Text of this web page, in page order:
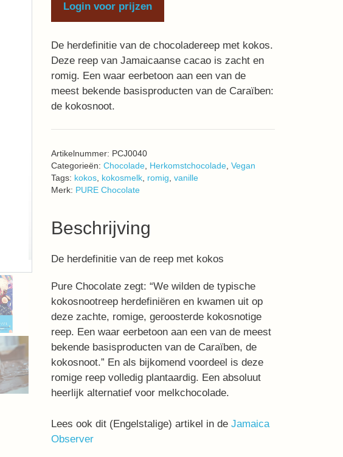
Login voor prijzen
De herdefinitie van de chocoladereep met kokos.
Deze reep van Jamaicaanse cacao is zacht en
romig. Een waar eerbetoon aan een van de
meest bekende basisproducten van de Caraïben:
de kokosnoot.
Artikelnummer: PCJ0040
Categorieën: Chocolade, Herkomstchocolade, Vegan
Tags: kokos, kokosmelk, romig, vanille
Merk: PURE Chocolate
Beschrijving
De herdefinitie van de reep met kokos
Pure Chocolate zegt: “We wilden de typische
kokosnootreep herdefiniëren en kwamen uit op
deze zachte, romige, geroosterde kokosnotige
reep. Een waar eerbetoon aan een van de meest
bekende basisproducten van de Caraïben, de
kokosnoot.” En als bijkomend voordeel is deze
romige reep volledig plantaardig. Een absoluut
heerlijk alternatief voor melkchocolade.
Lees ook dit (Engelstalige) artikel in de Jamaica
Observer